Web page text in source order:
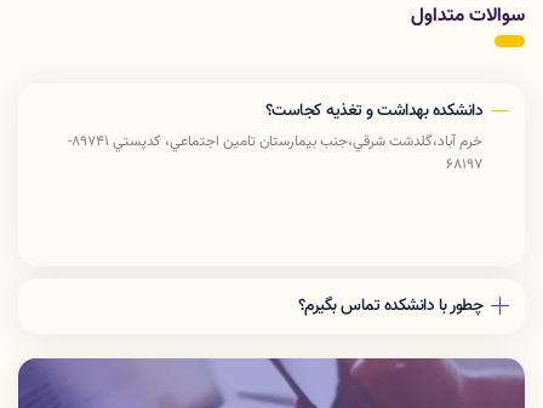
سوالات متداول
دانشکده بهداشت و تغذیه کجاست؟
خرم آباد،گلدشت شرقي،جنب بيمارستان تامين اجتماعي، كدپستي 89741-
68197
چطور با دانشکده تماس بگیرم؟
آموزش دانشكده: 06633412309